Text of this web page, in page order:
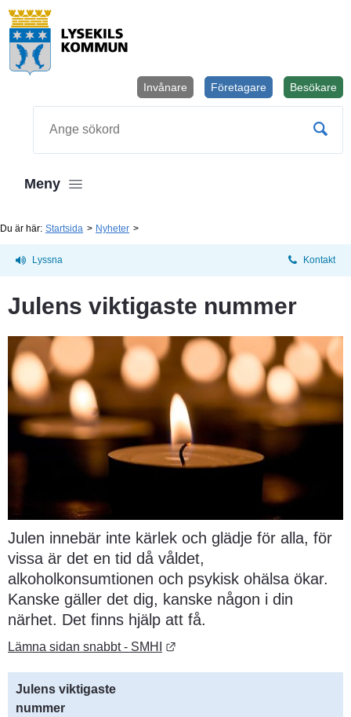
Besökare
Företagare
Invånare
Meny
Du är här: Startsida Nyheter
Lyssna Kontakt
Julens viktigaste nummer
Julen innebär inte kärlek och glädje för alla, för
vissa är det en tid då våldet,
alkoholkonsumtionen och psykisk ohälsa ökar.
Kanske gäller det dig, kanske någon i din
närhet. Det finns hjälp att få.
Lämna sidan snabbt - SMHI
Julens viktigaste
nummer